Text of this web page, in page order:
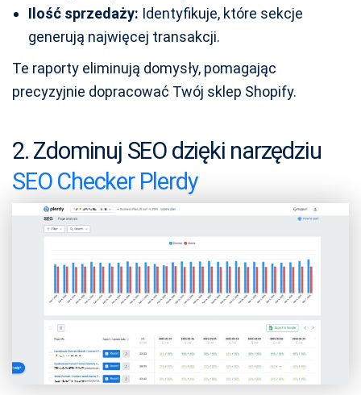
Ilość sprzedaży: Identyfikuje, które sekcje
generują najwięcej transakcji.
Te raporty eliminują domysły, pomagając
precyzyjnie dopracować Twój sklep Shopify.
2. Zdominuj SEO dzięki narzędziu
SEO Checker Plerdy